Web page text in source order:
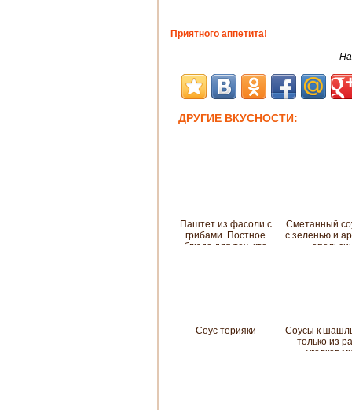
Приятного аппетита!
ДРУГИЕ ВКУСНОСТИ:
Паштет из фасоли с
грибами. Постное
блюдо для тех, кто
Сметанный
с зеленью и
Соус терияки
Соусы к
только из
уголков